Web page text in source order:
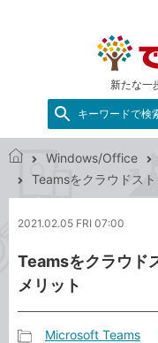
新たな一
キーワードで検
で
ネ
ト
Windows/Office
Teamsをクラウドス
2021.02.05 FRI 07:00
Teamsをクラウド
メリット
Microsoft Teams